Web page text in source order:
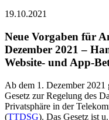
19.10.2021
Neue Vorgaben für
Dezember 2021 –
Website- und App-
Ab dem 1. Dezember
Gesetz zur Regelung des
Privatsphäre in der
(TTDSG). Das Gesetz ist